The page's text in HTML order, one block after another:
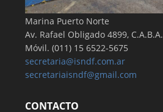
Marina Puerto Norte
Av. Rafael Obligado 4899, C.A.B.A.
Móvil. (011) 15 6522-5675
secretaria@isndf.com.ar
secretariaisndf@gmail.com
CONTACTO